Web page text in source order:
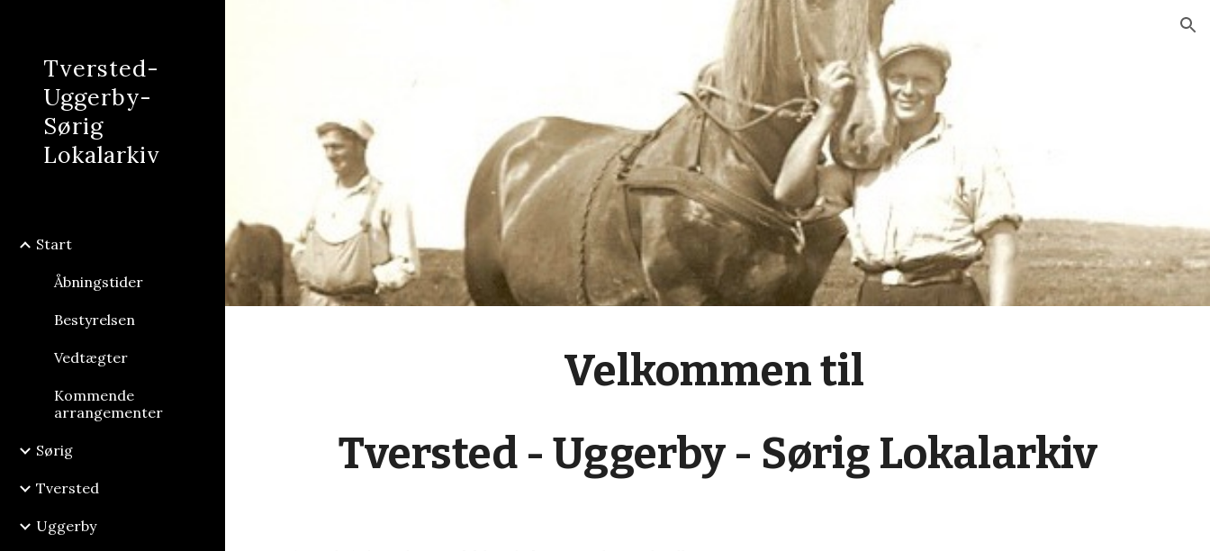
Skip to navigation
Tversted-
Uggerby-
Sørig
Lokalarkiv
Start
Åbningstider
Bestyrelsen
Vedtægter
Kommende
arrangementer
Sørig
Tversted
Uggerby
Velkommen til
Tversted - Uggerby - Sørig Lokalarkiv